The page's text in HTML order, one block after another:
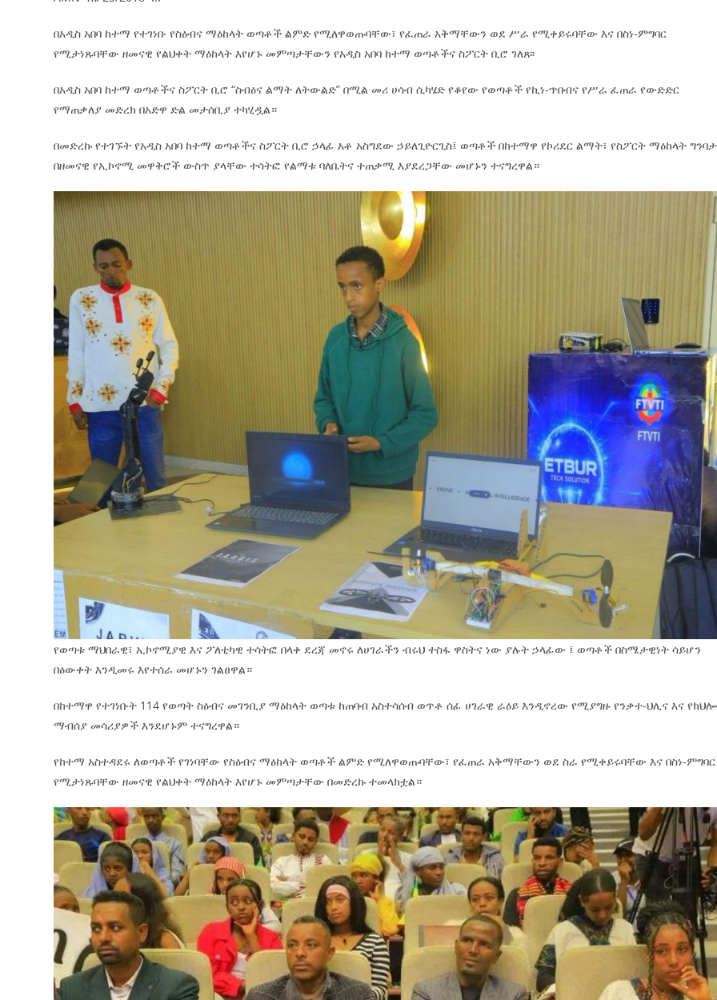
በአዲስ አበባ ከተማ የተገነቡ የስዕብና ማዕከላት ወጣቶች ልምድ የሚለዋወጡባቸው፣ የፈጠራ አቅማቸውን ወደ ሥራ የሚቀይሩባቸው እና በስነ-ምግባር
የሚታነጹባቸው ዘመናዊ የልህቀት ማዕከላት እየሆኑ መምጣታቸውን የአዲስ አበባ ከተማ ወጣቶችና ስፖርት ቢሮ ገለጸ፡፡
በአዲስ አበባ ከተማ ወጣቶችና ስፖርት ቢሮ “ስብዕና ልማት ለትውልድ” በሚል መሪ ሀሳብ ሲካሄድ የቆየው የወጣቶች የኪነ-ጥበብና የሥራ ፈጠራ የውድድር
የማጠቃለያ መድረክ በአድዋ ድል መታሰቢያ ተካሂዷል።
በመድረኩ የተገኙት የአዲስ አበባ ከተማ ወጣቶችና ስፖርት ቢሮ ኃላፊ አቶ አስግደው ኃይለጊዮርጊስ፤ ወጣቶች በከተማዋ የኮሪደር ልማት፣ የስፖርት ማዕከላት
በዘመናዊ የኢኮኖሚ መዋቅሮች ውስጥ ያላቸው ተሳትፎ የልማቱ ባለቤትና ተጠቃሚ እያደረጋቸው መሆኑን ተናግረዋል።
የወጣቱ ማህበራዊ፣ ኢኮኖሚያዊ እና ፖለቲካዊ ተሳትፎ በላቀ ደረጃ መኖሩ ለሀገራችን ብሩህ ተስፋ ዋስትና ነው ያሉት ኃላፊው ፤ ወጣቶች በስሜታዊነት ሳይሆን
በዕውቀት እንዲመሩ እየተሰራ መሆኑን ገልፀዋል።
በከተማዋ የተገነቡት 114 የወጣት ስዕብና መገንቢያ ማዕከላት ወጣቱ ከጠባብ አስተሳሰብ ወጥቶ ሰፊ ሀገራዊ ራዕይ እንዲኖረው የሚያግዙ የንቃተ-ህሊና እና
ማብሰያ መሳሪያዎች እንደሆኑም ተናግረዋል።
የከተማ አስተዳደሩ ለወጣቶች የገነባቸው የስዕብና ማዕከላት ወጣቶች ልምድ የሚለዋወጡባቸው፣ የፈጠራ አቅማቸውን ወደ ስራ የሚቀይሩባቸው እና በስነ-ምግባር
የሚታነጹባቸው ዘመናዊ የልህቀት ማዕከላት እየሆኑ መምጣታቸው በመድረኩ ተመላክቷል።